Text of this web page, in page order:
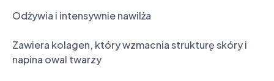
Odżywia i intensywnie nawilża
Zawiera kolagen, który wzmacnia strukturę skóry i
napina owal twarzy